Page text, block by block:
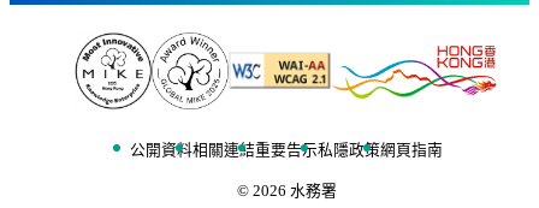
公開資料相關連結重要告示私隱政策網頁指南
© 2026 水務署